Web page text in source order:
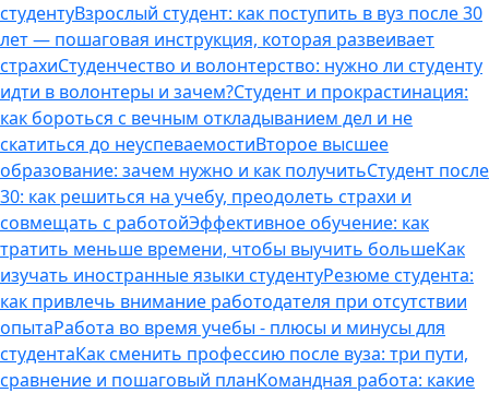
студентуВзрослый студент: как поступить в вуз после 30
лет — пошаговая инструкция, которая развеивает
страхиСтуденчество и волонтерство: нужно ли cтуденту
идти в волонтеры и зачем?Студент и прокрастинация:
как бороться с вечным откладыванием дел и не
скатиться до неуспеваемостиВторое высшее
образование: зачем нужно и как получитьСтудент после
30: как решиться на учебу, преодолеть страхи и
совмещать с работойЭффективное обучение: как
тратить меньше времени, чтобы выучить большеКак
изучать иностранные языки студентуРезюме студента:
как привлечь внимание работодателя при отсутствии
опытаРабота во время учебы - плюсы и минусы для
студентаКак сменить профессию после вуза: три пути,
сравнение и пошаговый планКомандная работа: какие